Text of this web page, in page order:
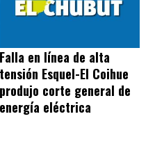
Falla en línea de alta
tensión Esquel-El Coihue
produjo corte general de
energía eléctrica